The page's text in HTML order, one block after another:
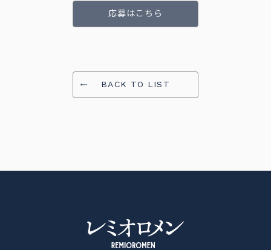
応募はこちら
BACK TO LIST
レミオロメン OFFICIAL SITE